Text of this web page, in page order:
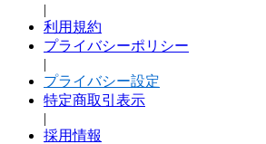
|
利用規約
プライバシーポリシー
|
プライバシー設定
特定商取引表示
|
採用情報